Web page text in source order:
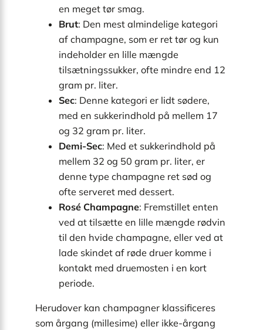
en meget tør smag.
Brut: Den mest almindelige kategori
af champagne, som er ret tør og kun
indeholder en lille mængde
tilsætningssukker, ofte mindre end 12
gram pr. liter.
Sec: Denne kategori er lidt sødere,
med en sukkerindhold på mellem 17
og 32 gram pr. liter.
Demi-Sec: Med et sukkerindhold på
mellem 32 og 50 gram pr. liter, er
denne type champagne ret sød og
ofte serveret med dessert.
Rosé Champagne: Fremstillet enten
ved at tilsætte en lille mængde rødvin
til den hvide champagne, eller ved at
lade skindet af røde druer komme i
kontakt med druemosten i en kort
periode.
Herudover kan champagner klassificeres
som årgang (millesime) eller ikke-årgang